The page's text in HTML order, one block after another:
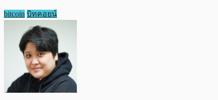
bitcoin บิทคอยน์